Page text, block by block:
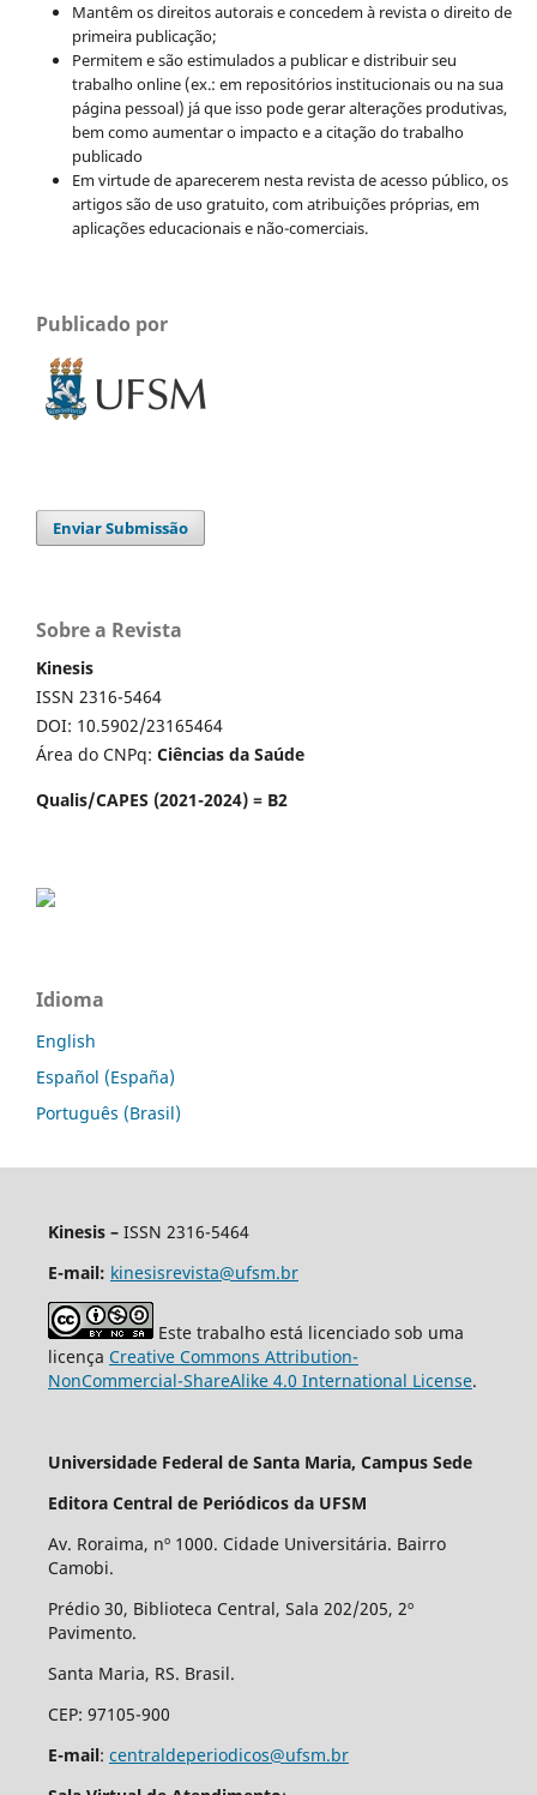
Mantêm os direitos autorais e concedem à revista o direito de
primeira publicação;
Permitem e são estimulados a publicar e distribuir seu
trabalho online (ex.: em repositórios institucionais ou na sua
página pessoal) já que isso pode gerar alterações produtivas,
bem como aumentar o impacto e a citação do trabalho
publicado
Em virtude de aparecerem nesta revista de acesso público, os
artigos são de uso gratuito, com atribuições próprias, em
aplicações educacionais e não-comerciais.
Publicado por
Enviar Submissão
Sobre a Revista
Kinesis
ISSN 2316-5464
DOI: 10.5902/23165464
Área do CNPq: Ciências da Saúde
Qualis/CAPES (2021-2024) = B2
Idioma
English
Español (España)
Português (Brasil)
Kinesis – ISSN 2316-5464
E-mail: kinesisrevista@ufsm.br
Este trabalho está licenciado sob uma
licença Creative Commons Attribution-
NonCommercial-ShareAlike 4.0 International License.
Universidade Federal de Santa Maria, Campus Sede
Editora Central de Periódicos da UFSM
Av. Roraima, nº 1000. Cidade Universitária. Bairro
Camobi.
Prédio 30, Biblioteca Central, Sala 202/205, 2º
Pavimento.
Santa Maria, RS. Brasil.
CEP: 97105-900
E-mail: centraldeperiodicos@ufsm.br